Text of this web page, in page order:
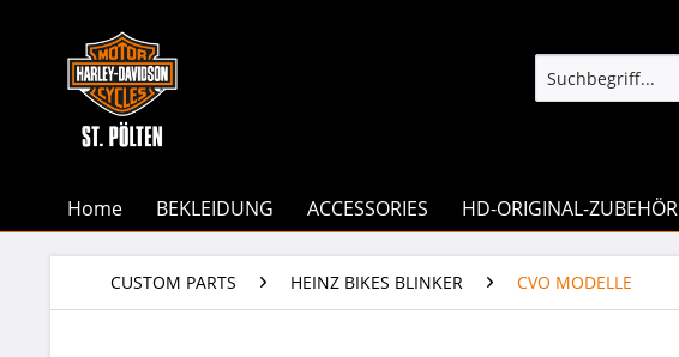
Home BEKLEIDUNG ACCESSORIES HD-ORIGINAL-ZUBEHÖR
CUSTOM PARTS HEINZ BIKES BLINKER CVO MODELLE